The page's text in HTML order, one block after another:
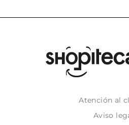
Atención al
Aviso